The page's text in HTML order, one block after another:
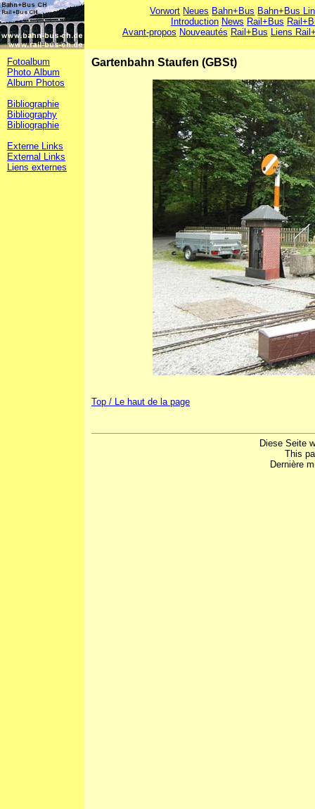
Vorwort Neues Bahn+Bus Bahn+Bus
Introduction News Rail+Bus
Avant-propos Nouveautés Rail+Bus Liens
Fotoalbum
Photo Album
Album Photos
Bibliographie
Bibliography
Bibliographie
Externe Links
External Links
Liens externes
Gartenbahn Staufen (GBSt)
Top / Le haut de la page
Diese Seite
This
Dernière